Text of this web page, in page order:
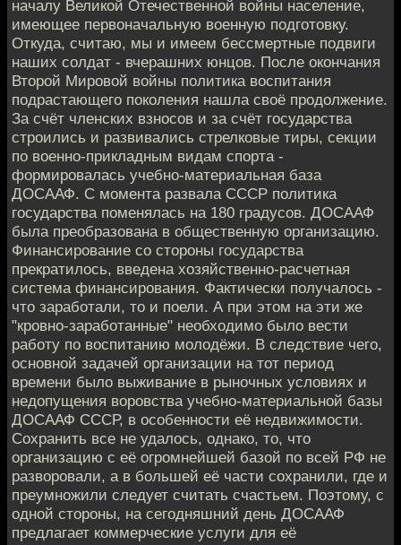
началу Великой Отечественной войны население,
имеющее первоначальную военную подготовку.
Откуда, считаю, мы и имеем бессмертные подвиги
наших солдат - вчерашних юнцов. После окончания
Второй Мировой войны политика воспитания
подрастающего поколения нашла своё продолжение.
За счёт членских взносов и за счёт государства
строились и развивались стрелковые тиры, секции
по военно-прикладным видам спорта -
формировалась учебно-материальная база
ДОСААФ. С момента развала СССР политика
государства поменялась на 180 градусов. ДОСААФ
была преобразована в общественную организацию.
Финансирование со стороны государства
прекратилось, введена хозяйственно-расчетная
система финансирования. Фактически получалось -
что заработали, то и поели. А при этом на эти же
"кровно-заработанные" необходимо было вести
работу по воспитанию молодёжи. В следствие чего,
основной задачей организации на тот период
времени было выживание в рыночных условиях и
недопущения воровства учебно-материальной базы
ДОСААФ СССР, в особенности её недвижимости.
Сохранить все не удалось, однако, то, что
организацию с её огромнейшей базой по всей РФ не
разворовали, а в большей её части сохранили, где и
преумножили следует считать счастьем. Поэтому, с
одной стороны, на сегодняшний день ДОСААФ
предлагает коммерческие услуги для её